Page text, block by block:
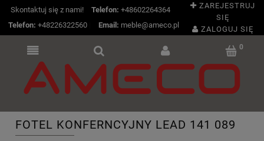
Skontaktuj się z nami! Telefon: +48602264364
Telefon: +48226322560| Email: meble@ameco.pl
ZAREJESTRUJ
SIĘ
ZALOGUJ SIĘ
FOTEL KONFERNCYJNY LEAD 141 089